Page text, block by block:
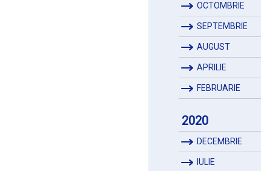
OCTOMBRIE
SEPTEMBRIE
AUGUST
APRILIE
FEBRUARIE
2020
DECEMBRIE
IULIE